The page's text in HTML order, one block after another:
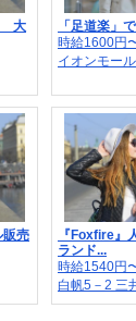
大
「足道楽」
時給1600円
イオンモー
販売
『Foxfire』
ランド...
時給1540円
白帆5－2 三